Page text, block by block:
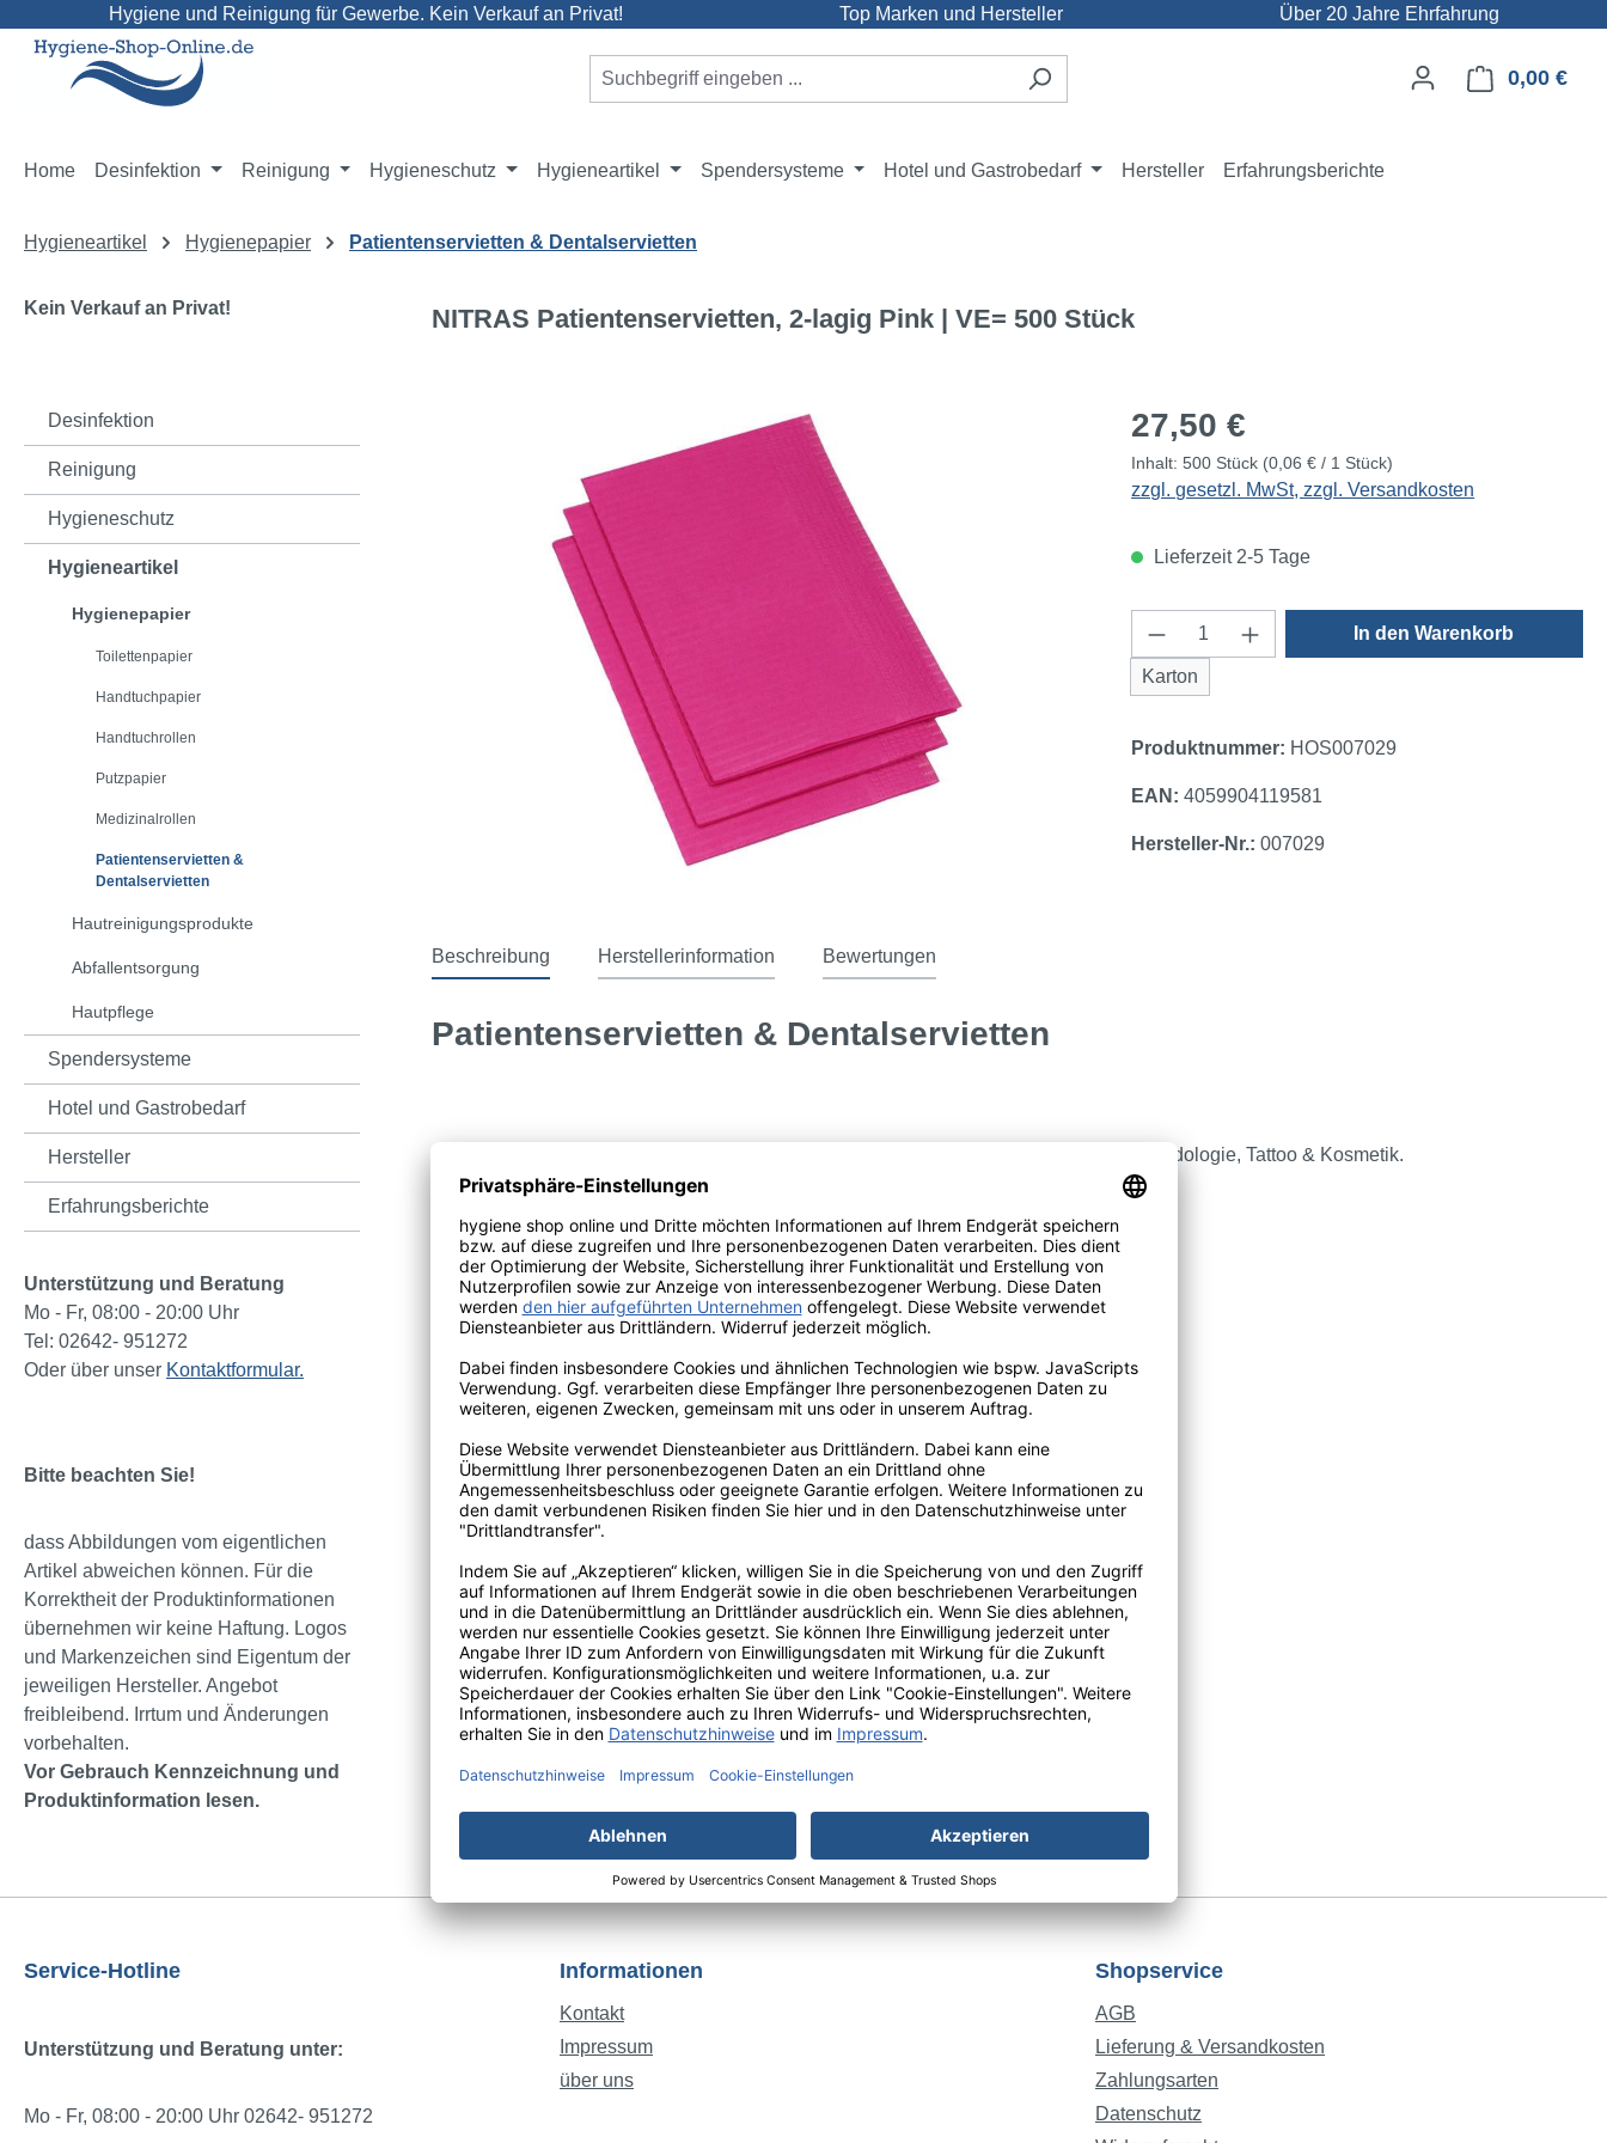
Hauptinhalt springen
Zur Suche springen
Zur Hauptnavigation springen
Hygiene und Reinigung für Gewerbe. Kein Verkauf an Privat! Top Marken und Hersteller Über 20 Jahre Ehrfahrung
0,00 €
Home Desinfektion Reinigung Hygieneschutz Hygieneartikel Spendersysteme Hotel und Gastrobedarf Hersteller Erfahrungsberichte
Hygieneartikel Hygienepapier Patientenservietten & Dentalservietten
Kein Verkauf an Privat!
Desinfektion
Reinigung
Hygieneschutz
Hygieneartikel
Hygienepapier
Toilettenpapier
Handtuchpapier
Handtuchrollen
Putzpapier
Medizinalrollen
Patientenservietten &
Dentalservietten
Hautreinigungsprodukte
Abfallentsorgung
Hautpflege
Spendersysteme
Hotel und Gastrobedarf
Hersteller
Erfahrungsberichte
Unterstützung und Beratung
Mo - Fr, 08:00 - 20:00 Uhr
Tel: 02642- 951272
Oder über unser Kontaktformular.
Bitte beachten Sie!
dass Abbildungen vom eigentlichen
Artikel abweichen können. Für die
Korrektheit der Produktinformationen
übernehmen wir keine Haftung. Logos
und Markenzeichen sind Eigentum der
jeweiligen Hersteller. Angebot
freibleibend. Irrtum und Änderungen
vorbehalten.
Vor Gebrauch Kennzeichnung und
Produktinformation lesen.
NITRAS Patientenservietten, 2-lagig Pink | VE= 500 Stück
Regulärer Preis:
27,50 €
Inhalt:500 Stück (0,06 € / 1 Stück)
zzgl. gesetzl. MwSt, zzgl. Versandkosten
Lieferzeit 2-5 Tage
Produkt Anzahl: Gib den
Karton
In den Warenkorb
Produktnummer: HOS007029
EAN:4059904119581
Hersteller-Nr.:007029
Beschreibung Herstellerinformation Bewertungen
Patientenservietten & Dentalservietten
Patientenservietten in pink als Einwegartikel zum Kleidungsschutz für Dentalpraxen, Podologie, Tattoo & Kosmetik.
zuverlässiger Schutz für die Kleidung des Patient
2-lagig (1 Lage Zellstoff / 1 Lage PE)
wasserabweisend
1 Karton = 500 Stück (4 Beutel je 125 Stk)
Service-Hotline
Unterstützung und Beratung unter:
Mo - Fr, 08:00 - 20:00 Uhr 02642- 951272
Informationen
Kontakt
Impressum
über uns
Shopservice
AGB
Lieferung & Versandkosten
Zahlungsarten
Datenschutz